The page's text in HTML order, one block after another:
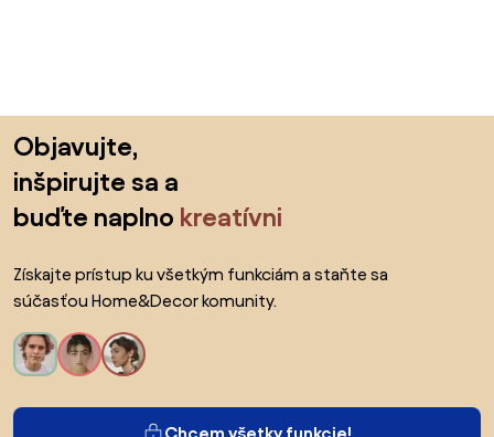
Objavujte,
inšpirujte sa a
buďte naplno kreatívni
Získajte prístup ku všetkým funkciám a staňte sa
súčasťou Home&Decor komunity.
Chcem všetky funkcie!